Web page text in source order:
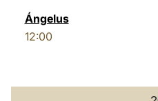
Ángelus
12:00